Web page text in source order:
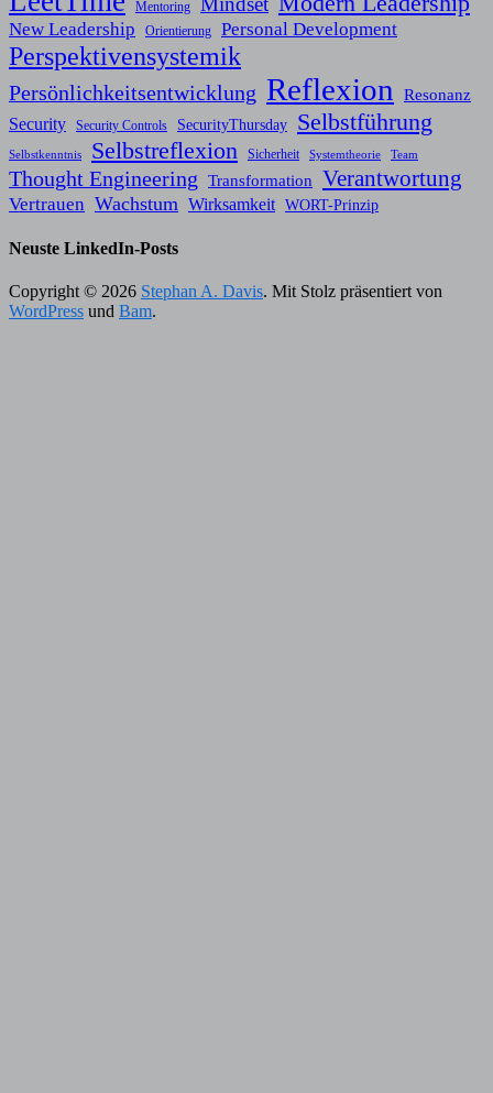
Mentoring
New Leadership Orientierung Personal Development
Perspektivensystemik
Persönlichkeitsentwicklung Reflexion
Resonanz
Security
Security Controls SecurityThursday Selbstführung
Selbstkenntnis Selbstreflexion Sicherheit Systemtheorie Team
Thought Engineering Transformation Verantwortung
Vertrauen Wachstum Wirksamkeit WORT-Prinzip
Neuste LinkedIn-Posts
Copyright © 2026 Stephan A. Davis. Mit Stolz präsentiert von
WordPress und Bam.